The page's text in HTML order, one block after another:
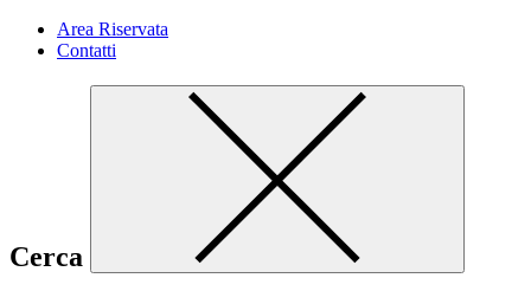
Area Riservata
Contatti
Cerca